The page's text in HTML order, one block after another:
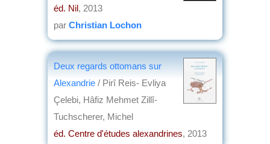
éd. Nil, 2013
par Christian Lochon
Deux regards ottomans sur
Alexandrie / Pirî Reis- Evliya
Çelebi, Hâfiz Mehmet Zillî-
Tuchscherer, Michel
éd. Centre d'études alexandrines, 2013